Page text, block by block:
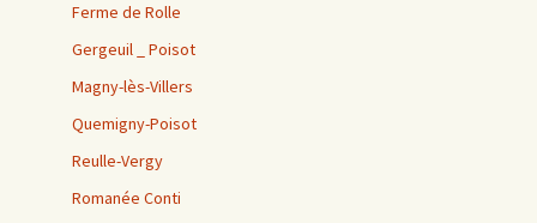
Ferme de Rolle
Gergeuil _ Poisot
Magny-lès-Villers
Quemigny-Poisot
Reulle-Vergy
Romanée Conti